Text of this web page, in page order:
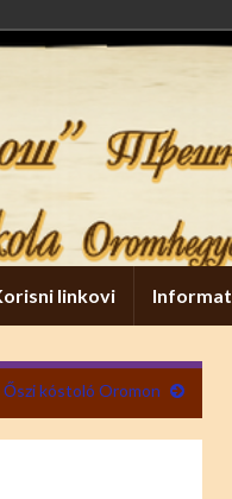
linkovi
Őszi kóstoló Oromon